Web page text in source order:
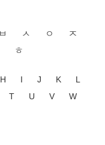
ㅂ ㅅ ㅇ
ㅈ
ㅎ
H I J K
L
T U V
W